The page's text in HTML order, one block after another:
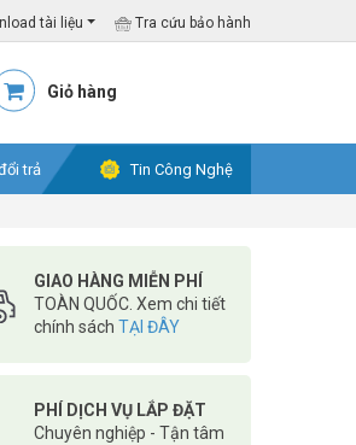
tài liệu Tra cứu bảo hành
Giỏ hàng
trả Tin Công Nghệ
GIAO HÀNG MIỄN PHÍ
TOÀN QUỐC. Xem chi tiết
chính sách TẠI ĐÂY
PHÍ DỊCH VỤ LẮP ĐẶT
Chuyên nghiệp - Tận tâm